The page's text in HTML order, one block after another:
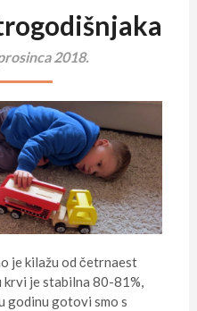
2018.
je kilažu od četrnaest
krvi je stabilna 80-81%,
godinu gotovi smo s